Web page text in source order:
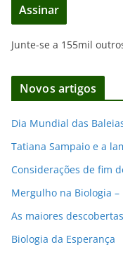
e
ç
d
a
i
Assinar
Junte-se a 155mil
Novos artigos
Dia Mundial das
Tatiana Sampaio e a
Considerações de fim
Mergulho na Biologia
As maiores
Biologia da Esperança